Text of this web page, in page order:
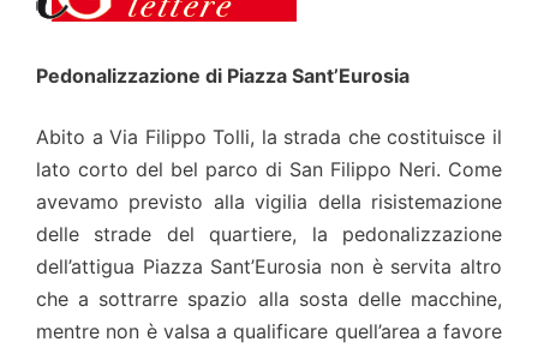
Pedonalizzazione di Piazza Sant’Eurosia
Abito a Via Filippo Tolli, la strada che costituisce il
lato corto del bel parco di San Filippo Neri. Come
avevamo previsto alla vigilia della risistemazione
delle strade del quartiere, la pedonalizzazione
dell’attigua Piazza Sant’Eurosia non è servita altro
che a sottrarre spazio alla sosta delle macchine,
mentre non è valsa a qualificare quell’area a favore